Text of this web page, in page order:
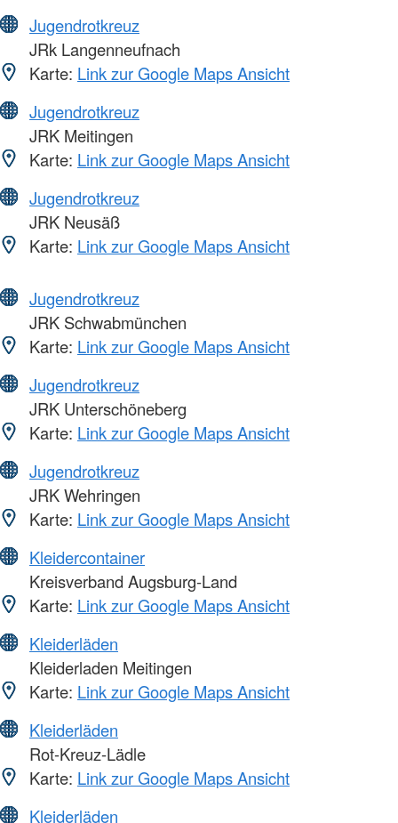
Jugendrotkreuz
JRk Langenneufnach
Karte: Link zur Google Maps Ansicht
Jugendrotkreuz
JRK Meitingen
Karte: Link zur Google Maps Ansicht
Jugendrotkreuz
JRK Neusäß
Karte: Link zur Google Maps Ansicht
Jugendrotkreuz
JRK Schwabmünchen
Karte: Link zur Google Maps Ansicht
Jugendrotkreuz
JRK Unterschöneberg
Karte: Link zur Google Maps Ansicht
Jugendrotkreuz
JRK Wehringen
Karte: Link zur Google Maps Ansicht
Kleidercontainer
Kreisverband Augsburg-Land
Karte: Link zur Google Maps Ansicht
Kleiderläden
Kleiderladen Meitingen
Karte: Link zur Google Maps Ansicht
Kleiderläden
Rot-Kreuz-Lädle
Karte: Link zur Google Maps Ansicht
Kleiderläden